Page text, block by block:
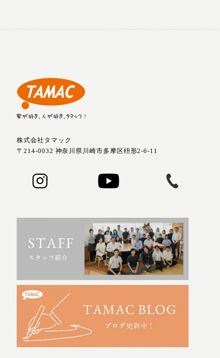
株式会社タマック
〒214-0032 神奈川県川崎市多摩区枡形2-6-11